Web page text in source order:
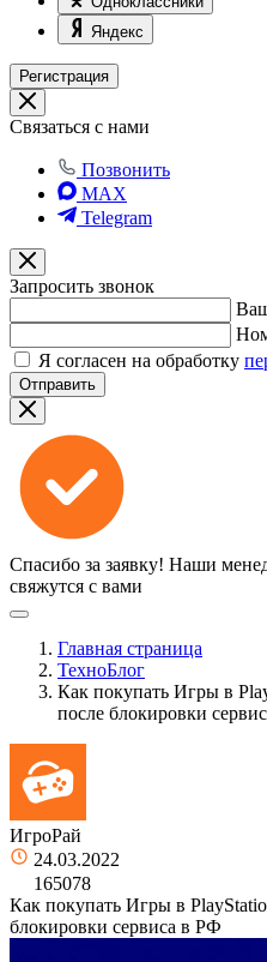
Яндекс
Регистрация
Связаться с нами
Позвонить
MAX
Telegram
Запросить звонок
Я согласен на обработку
Отправить
Спасибо за заявку! Наши
свяжутся с вами
Главная страница
ТехноБлог
Как покупать Игры в
после блокировки
ИгроРай
24.03.2022
165078
Как покупать Игры в
блокировки сервиса в РФ